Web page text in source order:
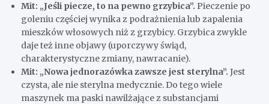
Mit: „Jeśli piecze, to na pewno grzybica”. Pieczenie po
goleniu częściej wynika z podrażnienia lub zapalenia
mieszków włosowych niż z grzybicy. Grzybica zwykle
daje też inne objawy (uporczywy świąd,
charakterystyczne zmiany, nawracanie).
Mit: „Nowa jednorazówka zawsze jest sterylna”. Jest
czysta, ale nie sterylna medycznie. Do tego wiele
maszynek ma paski nawilżające z substancjami